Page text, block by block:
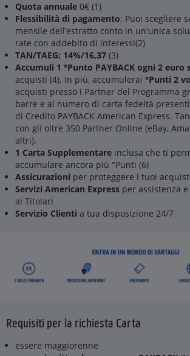
Quota annuale 0€ (1)
Flessibilità di pagamento: Puoi scegliere
mensile dell’estratto conto in un'unica
rate con addebito di interessi(2)
TAN/TAEG: 14%/16,37 (3)
Accumuli 1 °Punto PAYBACK ogni 2 euro
acquisti (4). In più, accumulerai °Punti 2
acquisti presso i Partner del Programma
barre e al numero di carta fedeltà
di Credito PAYBACK American Express.
con gli oltre 350 Partner Online (eBay,
altri).
1 Carta Supplementare inclusa che ti
accumulare ancora più °Punti (6)
Assicurazioni per proteggere i tuoi
Servizi American Express per assistenza
ai Titolari
Servizio Clienti a tua disposizione 24/7
Requisiti per la richiesta Carta
essere maggiorenne